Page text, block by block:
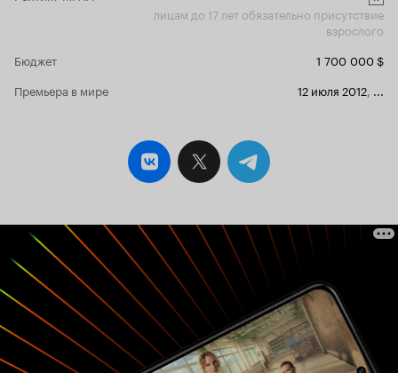
о том, что его тревожит в современном
Думаю, таких как наши три героя в мире
лицам до 17 лет обязательно присутствие
взрослого
Бюджет
1 700 000 $
Премьера в мире
12 июля 2012